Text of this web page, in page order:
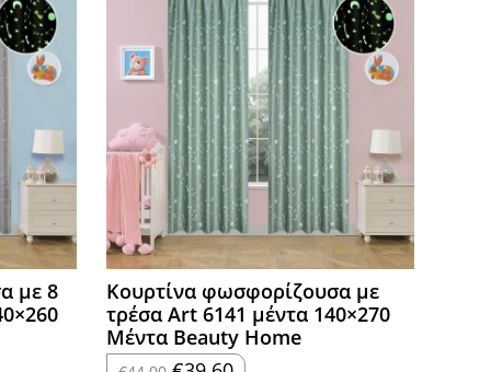
με 8
Κουρτίνα φωσφορίζουσα με
τρέσα Art 6141 μέντα 140×270
Μέντα Beauty Home
OriginalΗ